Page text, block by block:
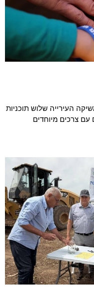
העירייה שלוש תוכניות
עם צרכים מיוחדים